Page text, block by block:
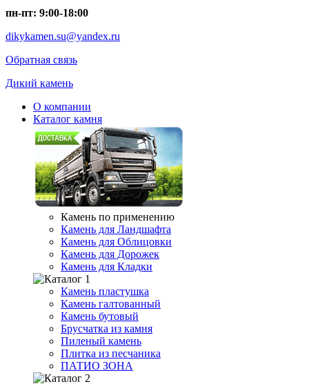
пн-пт: 9:00-18:00
dikykamen.su@yandex.ru
Обратная связь
Дикий камень
О компании
Каталог камня
Камень по применению
Камень для Ландшафта
Камень для Облицовки
Камень для Дорожек
Камень для Кладки
Камень пластушка
Камень галтованный
Камень бутовый
Брусчатка из камня
Пиленый камень
Плитка из песчаника
ПАТИО ЗОНА